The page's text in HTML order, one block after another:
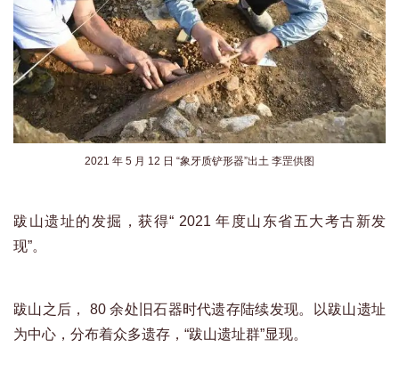
2021 年 5 月 12 日 “象牙质铲形器”出土 李罡供图
跋山遗址的发掘，获得“ 2021 年度山东省五大考古新发
现”。
跋山之后， 80 余处旧石器时代遗存陆续发现。以跋山遗址
为中心，分布着众多遗存，“跋山遗址群”显现。